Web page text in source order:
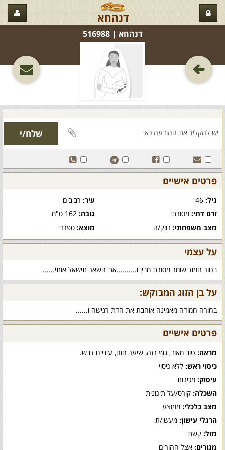
דנהחא
דנהחא‏ | 516988
פרטים אישיים
גיל: עיר:רביבים
זרם דתי: מסורתי גובה:162 ס"מ
מצב משפחתי: רווק/ה מוצא:ספרדי
על עצמי
בחור חמוד שומר מסורת מבין ו..........את השאר תישאל אותי......
על בן הזוג המבוקש:
בחורה חמודה מאמינה אוהבת את הדת רגישה ו......
פרטים אישיים
מראה: טוב מאוד, גוף רזה, שיער חום, עיניים דבש.
כיסוי ראש: ללא כיסוי
עיסוק: מכירות
השכלה: קורס/על תיכונית
מצב כלכלי: ממוצע
הרגלי עישון: מעשן/ת
מזל: קשת
מגורים: אצל ההורים